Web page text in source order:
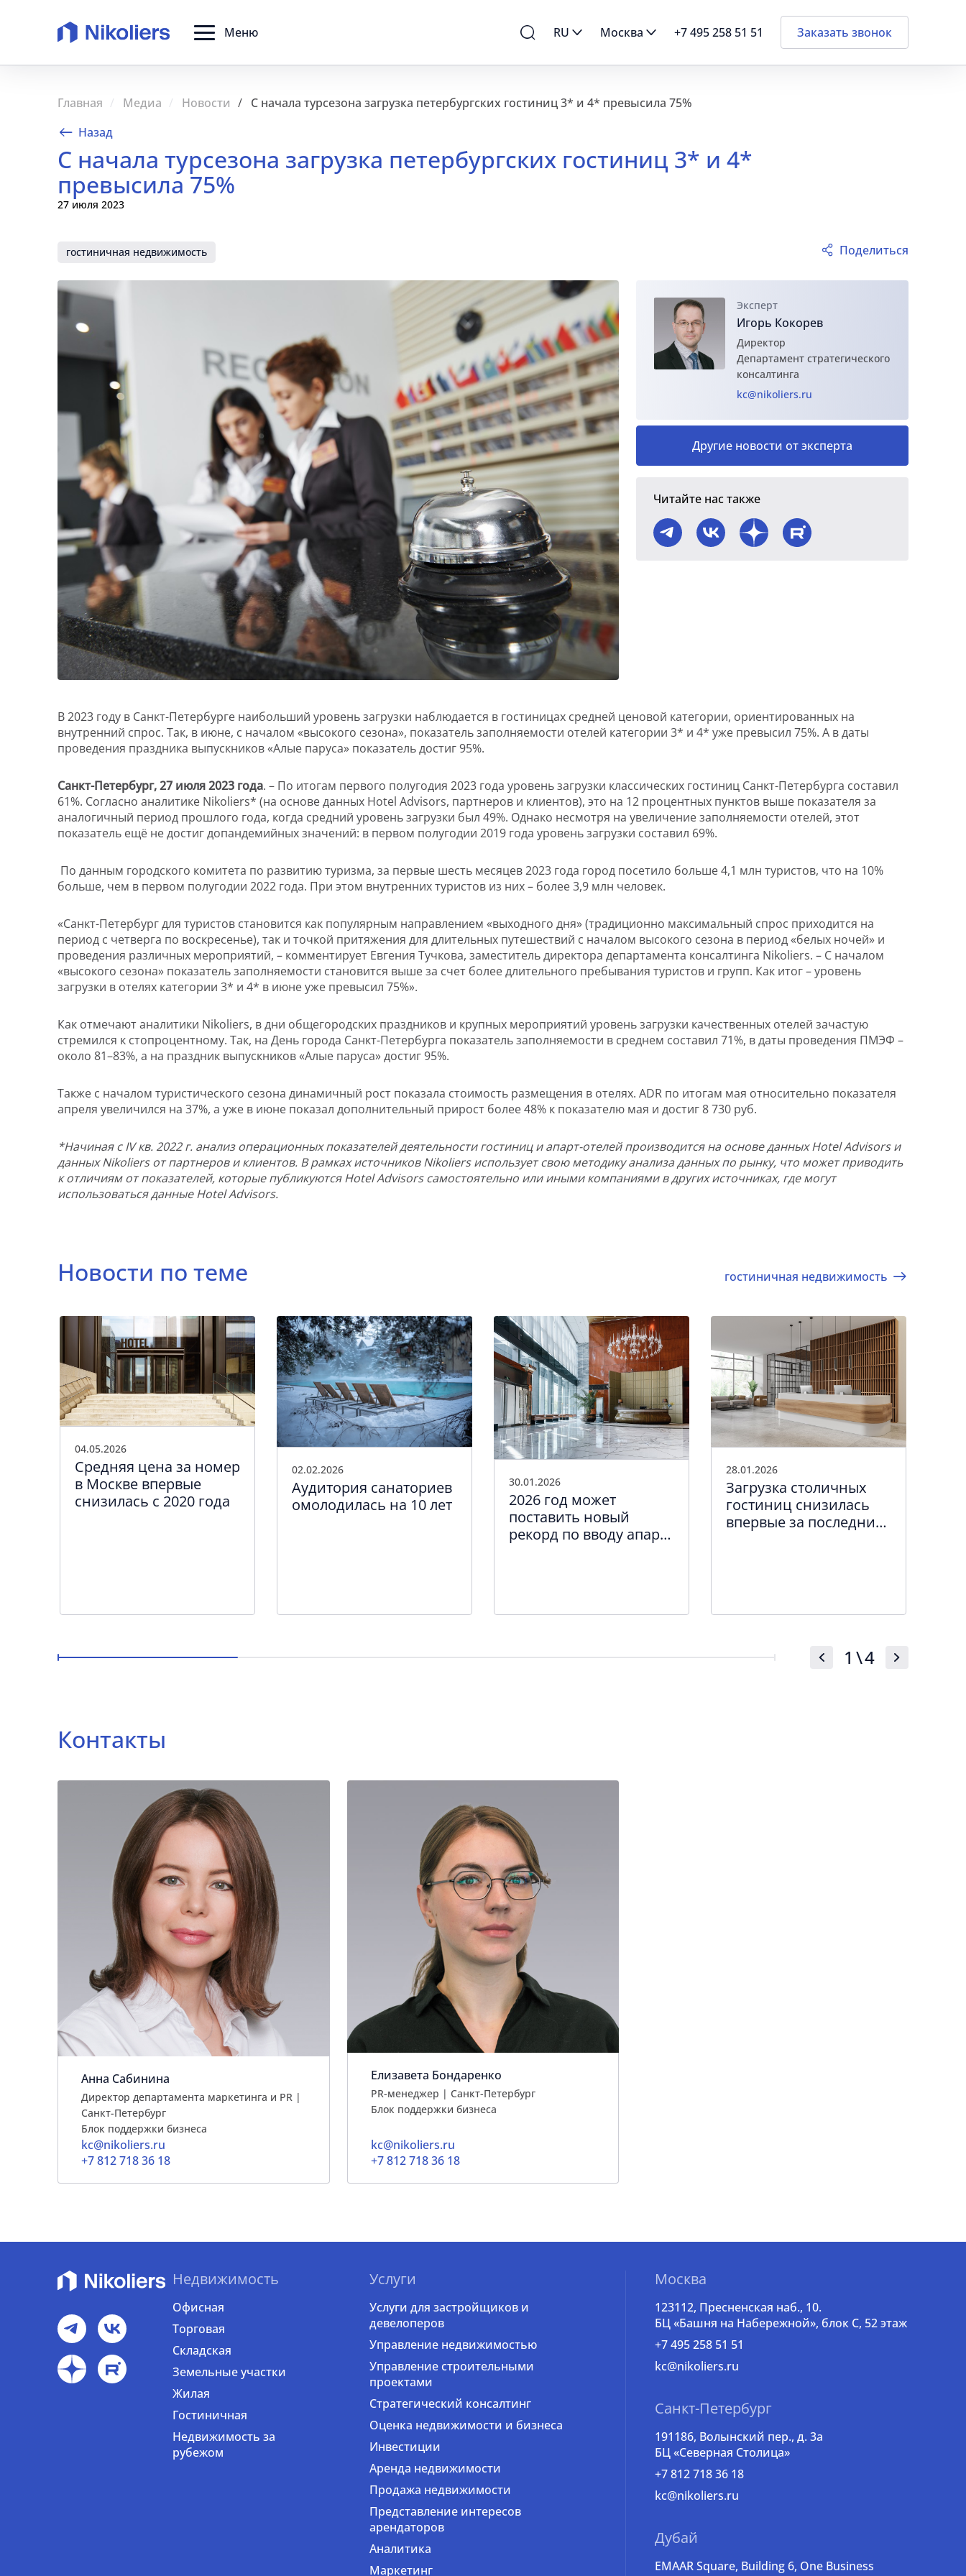
Меню RU Москва +7 495 258 51 51 Заказать звонок
Главная Медиа Новости
С начала турсезона загрузка петербургских гостиниц 3* и 4* превысила 75%
Назад
С начала турсезона загрузка петербургских гостиниц 3* и 4*
превысила 75%
27 июля 2023
Поделиться
гостиничная недвижимость
Эксперт
Игорь Кокорев
Директор
Департамент стратегического
консалтинга
kc@nikoliers.ru
Другие новости от эксперта
Читайте нас также
В 2023 году в Санкт-Петербурге наибольший уровень загрузки наблюдается в гостиницах средней ценовой категории, ориентированных на
внутренний спрос. Так, в июне, с началом «высокого сезона», показатель заполняемости отелей категории 3* и 4* уже превысил 75%. А в даты
проведения праздника выпускников «Алые паруса» показатель достиг 95%.
Санкт-Петербург, 27 июля 2023 года. – По итогам первого полугодия 2023 года уровень загрузки классических гостиниц Санкт-Петербурга составил
61%. Согласно аналитике Nikoliers* (на основе данных Hotel Advisors, партнеров и клиентов), это на 12 процентных пунктов выше показателя за
аналогичный период прошлого года, когда средний уровень загрузки был 49%. Однако несмотря на увеличение заполняемости отелей, этот
показатель ещё не достиг допандемийных значений: в первом полугодии 2019 года уровень загрузки составил 69%.
По данным городского комитета по развитию туризма, за первые шесть месяцев 2023 года город посетило больше 4,1 млн туристов, что на 10%
больше, чем в первом полугодии 2022 года. При этом внутренних туристов из них – более 3,9 млн человек.
«Санкт-Петербург для туристов становится как популярным направлением «выходного дня» (традиционно максимальный спрос приходится на
период с четверга по воскресенье), так и точкой притяжения для длительных путешествий с началом высокого сезона в период «белых ночей» и
проведения различных мероприятий, – комментирует Евгения Тучкова, заместитель директора департамента консалтинга Nikoliers. – С началом
«высокого сезона» показатель заполняемости становится выше за счет более длительного пребывания туристов и групп. Как итог – уровень
загрузки в отелях категории 3* и 4* в июне уже превысил 75%».
Как отмечают аналитики Nikoliers, в дни общегородских праздников и крупных мероприятий уровень загрузки качественных отелей зачастую
стремился к стопроцентному. Так, на День города Санкт-Петербурга показатель заполняемости в среднем составил 71%, в даты проведения ПМЭФ –
около 81–83%, а на праздник выпускников «Алые паруса» достиг 95%.
Также с началом туристического сезона динамичный рост показала стоимость размещения в отелях. ADR по итогам мая относительно показателя
апреля увеличился на 37%, а уже в июне показал дополнительный прирост более 48% к показателю мая и достиг 8 730 руб.
*Начиная с IV кв. 2022 г. анализ операционных показателей деятельности гостиниц и апарт-отелей производится на основе данных Hotel Advisors и
данных Nikoliers от партнеров и клиентов. В рамках источников Nikoliers использует свою методику анализа данных по рынку, что может приводить
к отличиям от показателей, которые публикуются Hotel Advisors самостоятельно или иными компаниями в других источниках, где могут
использоваться данные Hotel Advisors.
Новости по теме гостиничная недвижимость
04.05.2026
Средняя цена за номер
в Москве впервые
снизилась с 2020 года
02.02.2026
Аудитория санаториев
омолодилась на 10 лет
30.01.2026
2026 год может
поставить новый
рекорд по вводу апарт-
28.01.2026
Загрузка столичных
гостиниц снизилась
впервые за последние
1 \4
Контакты
Анна Сабинина
Директор департамента маркетинга и PR |
Cанкт-Петербург
Блок поддержки бизнеса
kc@nikoliers.ru
+7 812 718 36 18
Елизавета Бондаренко
PR-менеджер | Санкт-Петербург
Блок поддержки бизнеса
kc@nikoliers.ru
+7 812 718 36 18
Недвижимость
Офисная
Торговая
Складская
Земельные участки
Жилая
Гостиничная
Недвижимость за
рубежом
Услуги
Услуги для застройщиков и
девелоперов
Управление недвижимостью
Управление строительными
проектами
Стратегический консалтинг
Оценка недвижимости и бизнеса
Инвестиции
Аренда недвижимости
Продажа недвижимости
Представление интересов
арендаторов
Аналитика
Маркетинг
Москва
123112, Пресненская наб., 10.
БЦ «Башня на Набережной», блок С, 52 этаж
+7 495 258 51 51
kc@nikoliers.ru
Санкт-Петербург
191186, Волынский пер., д. 3a
БЦ «Северная Столица»
+7 812 718 36 18
kc@nikoliers.ru
Дубай
EMAAR Square, Building 6, One Business